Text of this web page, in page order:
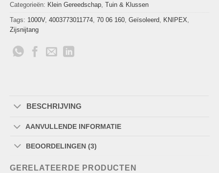
Categorieën: Klein Gereedschap Tuin & Klussen
Tags: 1000V, 4003773011774 70 06 160 Geïsoleerd KNIPEX
Zijsnijtang
BESCHRIJVING
AANVULLENDE INFORMATIE
BEOORDELINGEN (3)
GERELATEERDE PRODUCTEN